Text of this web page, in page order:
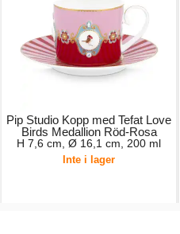
Pip Studio Kopp med Tefat Love
Birds Medallion Röd-Rosa
H 7,6 cm, Ø 16,1 cm, 200 ml
Inte i lager